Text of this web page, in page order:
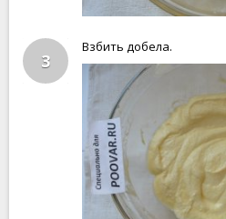
3
Взбить добела.